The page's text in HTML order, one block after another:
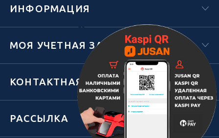
Х
ИНФОРМАЦИЯ
МОЯ УЧЕТНАЯ ЗАПИСЬ
КОНТАКТНАЯ ИНФОРМАЦИЯ
РАССЫЛКА